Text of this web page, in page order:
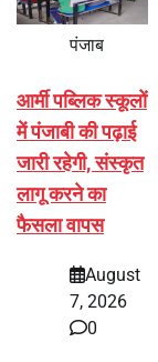
पंजाब
आर्मी पब्लिक स्कूलों
में पंजाबी की पढ़ाई
जारी रहेगी, संस्कृत
लागू करने का
फैसला वापस
August
7, 2026
0